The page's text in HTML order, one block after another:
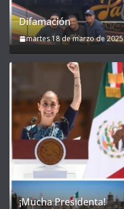
Difamación
martes 18 de marzo de 2025
¡Mucha Presidenta!